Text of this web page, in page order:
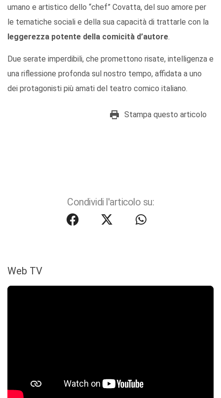
umano e artistico dello “chef” Covatta, del suo amore per
le tematiche sociali e della sua capacità di trattarle con la
leggerezza potente della comicità d’autore.
Due serate imperdibili, che promettono risate, intelligenza e
una riflessione profonda sul nostro tempo, affidata a uno
dei protagonisti più amati del teatro comico italiano.
Stampa questo articolo
Condividi l'articolo su:
Web TV